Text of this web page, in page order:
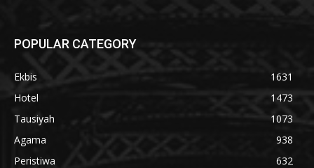
POPULAR CATEGORY
Ekbis
1631
Hotel
1473
Tausiyah
1073
Agama
938
Peristiwa
632